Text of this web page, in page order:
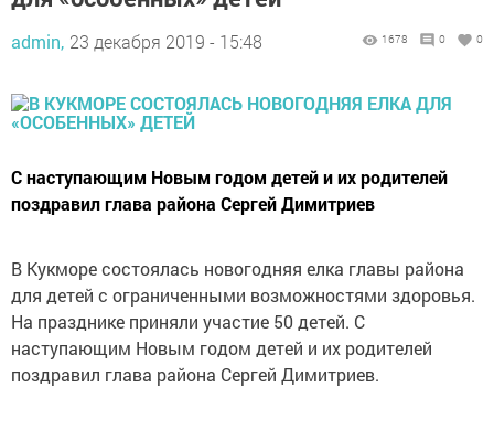
admin, 23 декабря 2019 - 15:48 1678 0 0
С наступающим Новым годом детей и их родителей
поздравил глава района Сергей Димитриев
В Кукморе состоялась новогодняя елка главы района
для детей с ограниченными возможностями здоровья.
На празднике приняли участие 50 детей. С
наступающим Новым годом детей и их родителей
поздравил глава района Сергей Димитриев.